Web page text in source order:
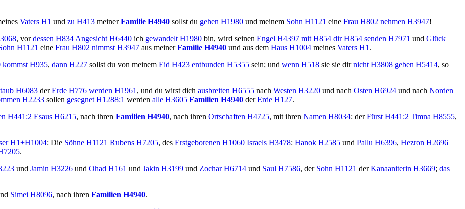
Vaters H1 und zu H413 meinerFamilie H4940 sollst du gehen H1980 und meinem Sohn H1121 eine Frau H802 nehmen H3947!
, vordessen H834 Angesicht H6440 ich gewandelt H1980 bin, wird seinen Engel H4397 mit H854 dir H854 senden H7971 und Glück
H1121 eine Frau H802 nimmst H3947 aus meinerFamilie H4940 und aus dem Haus H1004 meines Vaters H1 .
kommst H935, dann H227 sollst du von meinem Eid H423 entbunden H5355 sein; und wenn H518 sie sie dirnicht H3808 geben H5414, so
H6083 derErde H776 werden H1961 , und du wirst dich ausbreiten H6555 nach Westen H3220 und nach Osten H6924 und nach Norden
H2233 sollen gesegnet H1288:1 werden alle H3605 Familien H4940 derErde H127.
H441:2 Esaus H6215, nach ihren Familien H4940, nach ihren Ortschaften H4725, mit ihren Namen H8034: derFürst H441:2 Timna H8555,
H1+H1004: Die Söhne H1121 Rubens H7205, des Erstgeborenen H1060 Israels H3478: Hanok H2585 und Pallu H6396, Hezron H2696
.
und Jamin H3226 und Ohad H161 und Jakin H3199 und ZocharH6714 und Saul H7586, der Sohn H1121 derKanaaniterin H3669; das
Simei H8096, nach ihren Familien H4940.